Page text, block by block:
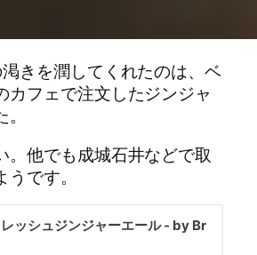
きを潤してくれたのは、ベ
カフェで注文したジンジャ
。他でも成城石井などで取
です。